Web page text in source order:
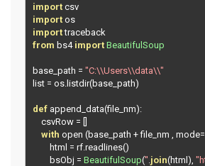
import
csv
import
os
import
from bs4 import BeautifulSoup
base_path = "C:\\Users\\data\\"
list = os. listdir(base_path)
def append_data(file_nm):
    csvRow
= []
with open (base_path + file_nm mode=
        html
= rf. readlines()
        bsObj
= BeautifulSoup('' join(html),